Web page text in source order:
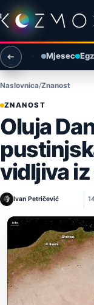
Preskoči na sadržaj
Otvori izbornik
Otvori pretragu
Mjesec
Naslovnica Znanost
ZNANOST
Oluja
vidljiva
Ivan Petričević